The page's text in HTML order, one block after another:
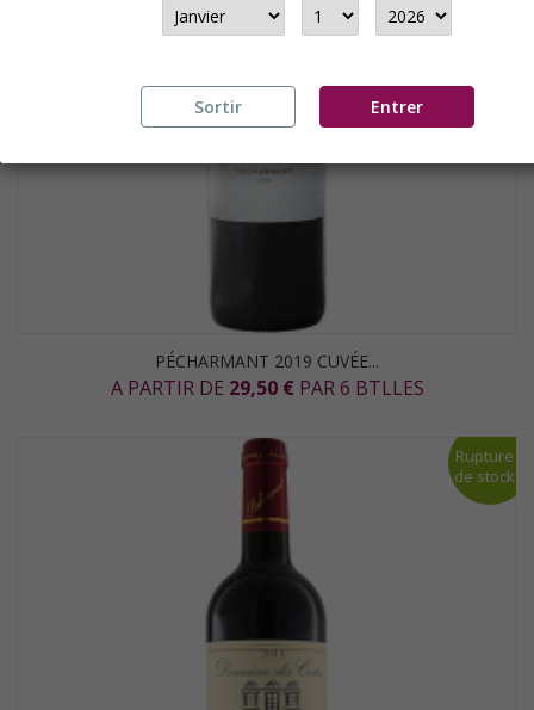
PÉCHARMANT 2019 CUVÉE...
A PARTIR DE 29,50 € PAR 6 BTLLES
Rupture
de stock
Sortir Entrer